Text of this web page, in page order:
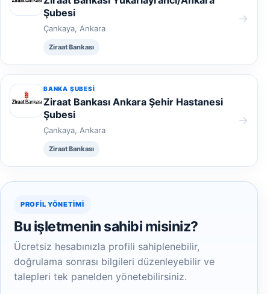
Şubesi
Çankaya, Ankara
Ziraat Bankası
→
BANKA ŞUBESI
Ziraat Bankası Ankara Şehir Hastanesi
Şubesi
Çankaya, Ankara
Ziraat Bankası
→
PROFIL YÖNETIMI
Bu işletmenin sahibi misiniz?
Ücretsiz hesabınızla profili sahiplenebilir,
doğrulama sonrası bilgileri düzenleyebilir ve
talepleri tek panelden yönetebilirsiniz.